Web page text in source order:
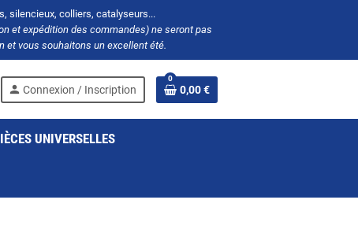
silencieux, colliers, catalyseurs...
et expédition des commandes) ne seront pas
et vous souhaitons un excellent été.
person Connexion / Inscription
0
0,00 €
UNIVERSELLES